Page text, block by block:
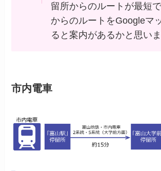
留所からのルートが最短
からのルートをGoogleマ
ると案内があるかと思いま
市内電車